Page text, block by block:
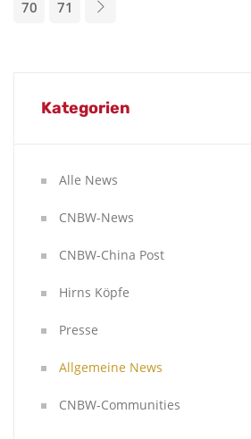
70 71
Kategorien
Alle News
CNBW-News
CNBW-China Post
Hirns Köpfe
Presse
Allgemeine News
CNBW-Communities